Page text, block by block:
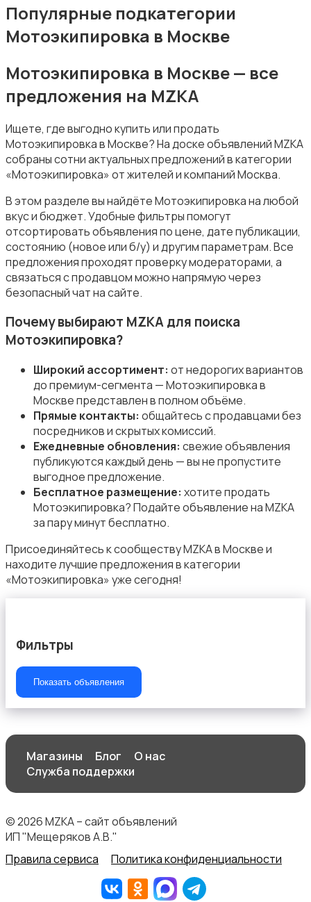
Багажные системы и прицепы
Мотоэкипировка
Другое
Популярные подкатегории
Мотоэкипировка в Москве
Мотоэкипировка в Москве — все
предложения на MZKA
Ищете, где выгодно купить или продать
Мотоэкипировка в Москве? На доске объявлений MZKA
собраны сотни актуальных предложений в категории
«Мотоэкипировка» от жителей и компаний Москва.
В этом разделе вы найдёте Мотоэкипировка на любой
вкус и бюджет. Удобные фильтры помогут
отсортировать объявления по цене, дате публикации,
состоянию (новое или б/у) и другим параметрам. Все
предложения проходят проверку модераторами, а
связаться с продавцом можно напрямую через
безопасный чат на сайте.
Почему выбирают MZKA для поиска
Мотоэкипировка?
Широкий ассортимент: от недорогих вариантов
до премиум-сегмента — Мотоэкипировка в
Москве представлен в полном объёме.
Прямые контакты: общайтесь с продавцами без
посредников и скрытых комиссий.
Ежедневные обновления: свежие объявления
публикуются каждый день — вы не пропустите
выгодное предложение.
Бесплатное размещение: хотите продать
Мотоэкипировка? Подайте объявление на MZKA
за пару минут бесплатно.
Присоединяйтесь к сообществу MZKA в Москве и
находите лучшие предложения в категории
«Мотоэкипировка» уже сегодня!
Фильтры
Показать объявления
Магазины Блог
О нас
Служба поддержки
© 2026 MZKA – сайт объявлений
ИП "Мещеряков А.В."
Правила сервиса
Политика конфиденциальности